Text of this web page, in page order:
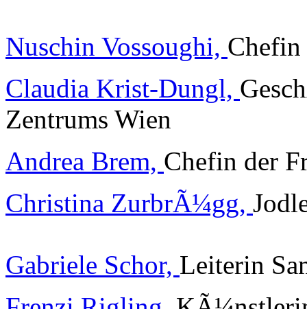
Nuschin Vossoughi, Chefin
Claudia Krist-Dungl,
Zentrums Wien
Andrea Brem, Chefin der
Christina ZurbrÃ¼gg,
Gabriele Schor, Leiterin